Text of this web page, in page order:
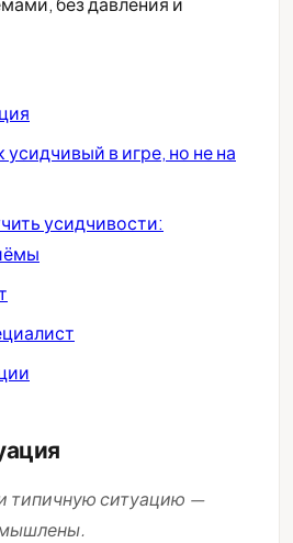
в игре, но не на
усидчивости:
типичную ситуацию —